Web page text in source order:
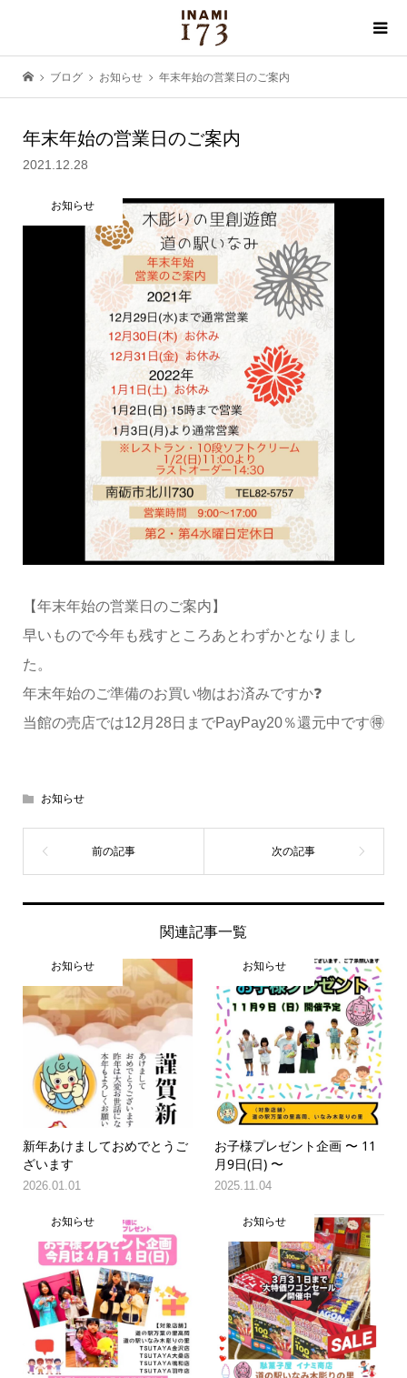
ブログ お知らせ 年末年始の営業日のご案内
年末年始の営業日のご案内
2021.12.28
お知らせ
【年末年始の営業日のご案内】
早いもので今年も残すところあとわずかとなりまし
た。
年末年始のご準備のお買い物はお済みですか❓
当館の売店では12月28日までPayPay20％還元中です🉐
お知らせ
関連記事一覧
お知らせ
新年あけましておめでとうご
ざいます
2026.01.01
お知らせ
お子様プレゼント企画 〜 11
月9日(日) 〜
2025.11.04
お知らせ お知らせ